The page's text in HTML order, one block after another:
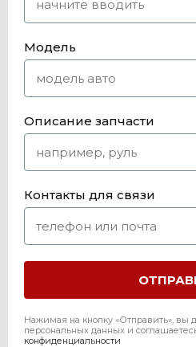
Модель
Описание запчасти
Контакты для связи
Нажимая на кнопку «Отправить», вы
персональных данных и
конфиденциальности